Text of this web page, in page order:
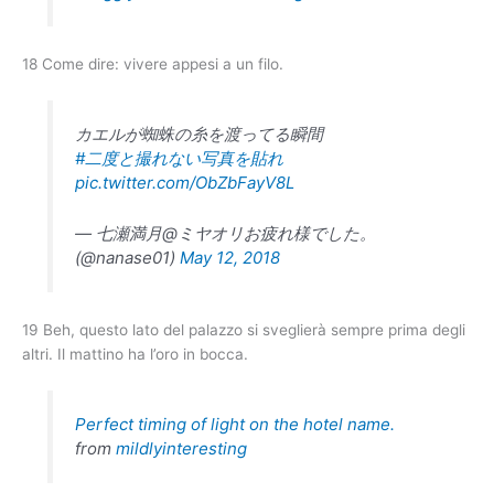
18 Come dire: vivere appesi a un filo.
カエルが蜘蛛の糸を渡ってる瞬間
#二度と撮れない写真を貼れ
pic.twitter.com/ObZbFayV8L
— 七瀬満月@ミヤオリお疲れ様でした。
(@nanase01) May 12, 2018
19 Beh, questo lato del palazzo si sveglierà sempre prima degli
altri. Il mattino ha l’oro in bocca.
Perfect timing of light on the hotel name.
from mildlyinteresting